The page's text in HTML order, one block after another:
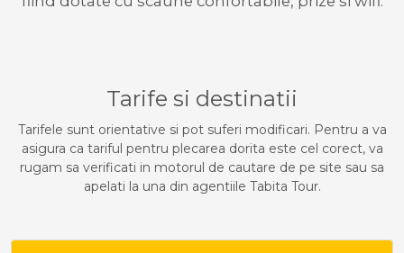
Tarife si destinatii
Tarifele sunt orientative si pot suferi modificari. Pentru a va
asigura ca tariful pentru plecarea dorita este cel corect, va
rugam sa verificati in motorul de cautare de pe site sau sa
apelati la una din agentiile Tabita Tour.